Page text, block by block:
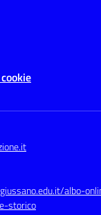
albo-
storico